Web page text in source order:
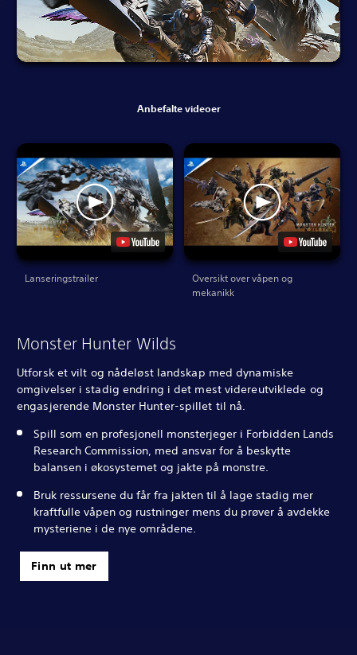
Anbefalte videoer
Lanseringstrailer
Oversikt over våpen og
mekanikk
Monster Hunter Wilds
Utforsk et vilt og nådeløst landskap med dynamiske
omgivelser i stadig endring i det mest videreutviklede og
engasjerende Monster Hunter-spillet til nå.
Spill som en profesjonell monsterjeger i Forbidden Lands
Research Commission, med ansvar for å beskytte
balansen i økosystemet og jakte på monstre.
Bruk ressursene du får fra jakten til å lage stadig mer
kraftfulle våpen og rustninger mens du prøver å avdekke
mysteriene i de nye områdene.
Finn ut mer